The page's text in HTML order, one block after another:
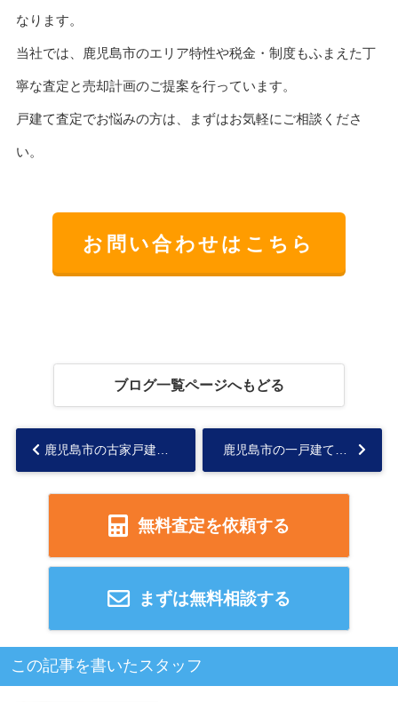
なります。
当社では、鹿児島市のエリア特性や税金・制度もふまえた丁
寧な査定と売却計画のご提案を行っています。
戸建て査定でお悩みの方は、まずはお気軽にご相談くださ
い。
お問い合わせはこちら
ブログ一覧ページへもどる
無料査定を依頼する
まずは無料相談する
この記事を書いたスタッフ